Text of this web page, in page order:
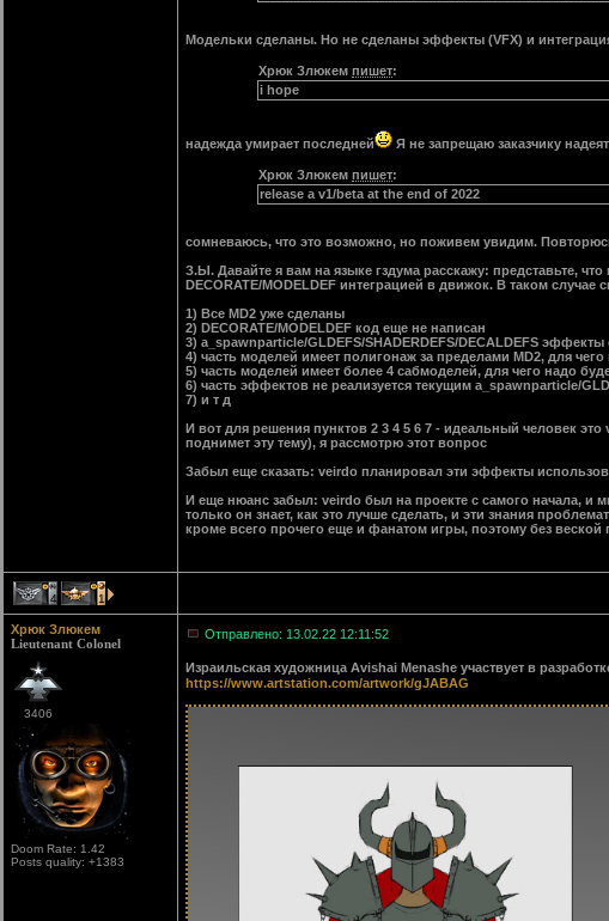
Модельки сделаны. Но не сделаны эффекты (VFX) и
Хрюк Злюкем пишет:
i hope
надежда умирает последней Я не запрещаю заказчику
Хрюк Злюкем пишет:
release a v1/beta at the end of 2022
сомневаюсь, что это возможно, но поживем увидим.
З.Ы. Давайте я вам на языке гздума расскажу: представьте,
DECORATE/MODELDEF интеграцией в движок. В таком
1) Все MD2 уже сделаны
2) DECORATE/MODELDEF код еще не написан
3) a_spawnparticle/GLDEFS/SHADERDEFS/DECALDEFS
4) часть моделей имеет полигонаж за пределами MD2, для
5) часть моделей имеет более 4 сабмоделей, для чего надо
6) часть эффектов не реализуется текущим a_spawnparticle/
7) и т д
И вот для решения пунктов 2 3 4 5 6 7 - идеальный человек
поднимет эту тему), я рассмотрю этот вопрос
Забыл еще сказать: veirdo планировал эти эффекты
И еще нюанс забыл: veirdo был на проекте с самого начала, и
только он знает, как это лучше сделать, и эти знания
кроме всего прочего еще и фанатом игры, поэтому без
4 1
Хрюк Злюкем
Lieutenant Colonel
3406
Doom Rate: 1.42
Posts quality: +1383
Отправлено: 13.02.22 12:11:52
Израильская художница Avishai Menashe участвует в
https://www.artstation.com/artwork/gJABAG